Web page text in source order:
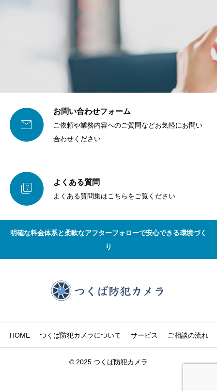

お問い合わせフォーム
ご依頼や業務内容へのご質問などお気軽にお問い
合わせください
 よくある質問
よくある質問集はこちらをご覧ください
明確な料金体系と柔軟なアフターフォローで安心できる環境づく
り
HOME つくば防犯カメラについて サービス ご相談の流れ
© 2025 つくば防犯カメラ